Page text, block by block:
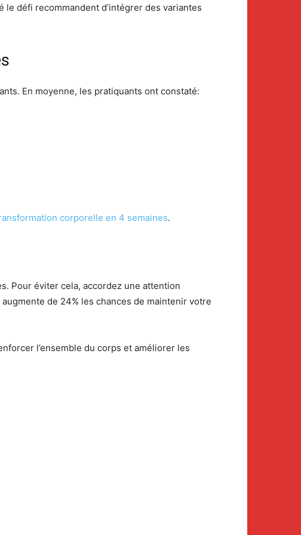
défi recommandent d’intégrer des variantes
En moyenne, les pratiquants ont constaté:
corporelle en 4 semaines.
Pour éviter cela, accordez une attention
augmente de 24% les chances de maintenir votre
l’ensemble du corps et améliorer les